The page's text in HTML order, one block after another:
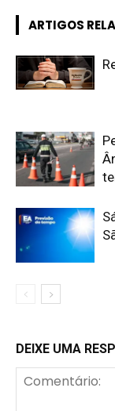
ARTIGOS
DEIXE UMA